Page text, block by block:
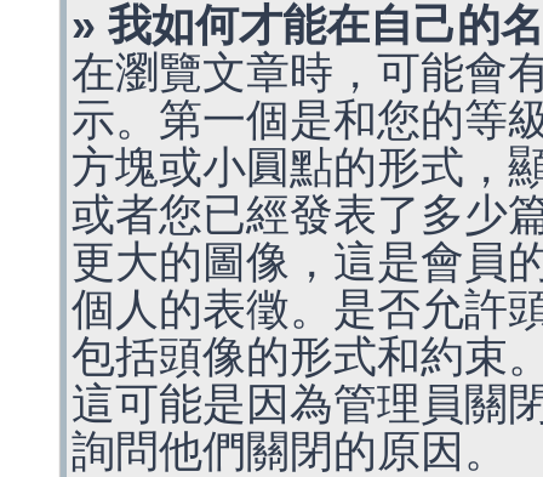
» 我如何才能在自己的
在瀏覽文章時，可能會
示。第一個是和您的等
方塊或小圓點的形式，
或者您已經發表了多少
更大的圖像，這是會員
個人的表徵。是否允許
包括頭像的形式和約束
這可能是因為管理員關
詢問他們關閉的原因。